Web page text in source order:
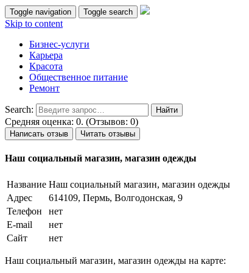
Toggle navigation Toggle search
Skip to content
Бизнес-услуги
Карьера
Красота
Общественное питание
Ремонт
Search:
Средняя оценка: 0. (Отзывов: 0)
Написать отзыв Читать отзывы
Наш социальный магазин, магазин одежды
Название Наш социальный магазин, магазин одежды
Адрес
614109, Пермь, Волгодонская, 9
Телефон
нет
E-mail
нет
Сайт
нет
Наш социальный магазин, магазин одежды на карте: